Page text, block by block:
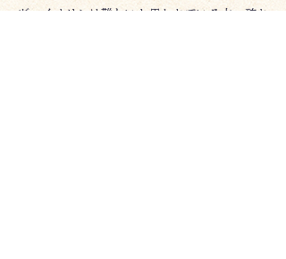
ヴァイオリンは難しいと思われている方、確か